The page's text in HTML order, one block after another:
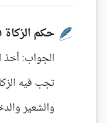
حكم
الجواب: أخذ
تجب فيه
والشعير